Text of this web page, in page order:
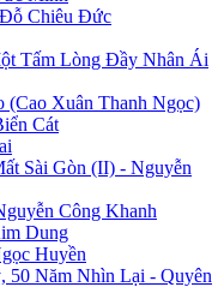
Chiêu Đức
Tấm Lòng Đầy Nhân Ái
(Cao Xuân Thanh Ngọc)
Cát
Sài Gòn (II) - Nguyễn
Công Khanh
Dung
Huyền
50 Năm Nhìn Lại - Quyên